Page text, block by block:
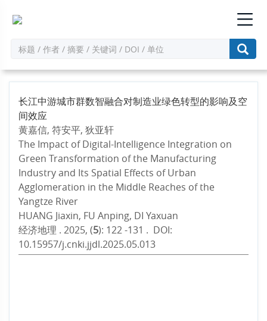
长江中游城市群数智融合对制造业绿色转型的影响及空
间效应
黄嘉信, 符安平, 狄亚轩
The Impact of Digital-Intelligence Integration on
Green Transformation of the Manufacturing
Industry and Its Spatial Effects of Urban
Agglomeration in the Middle Reaches of the
Yangtze River
HUANG Jiaxin, FU Anping, DI Yaxuan
经济地理 . 2025, (5): 122 -131 . DOI:
10.15957/j.cnki.jjdl.2025.05.013